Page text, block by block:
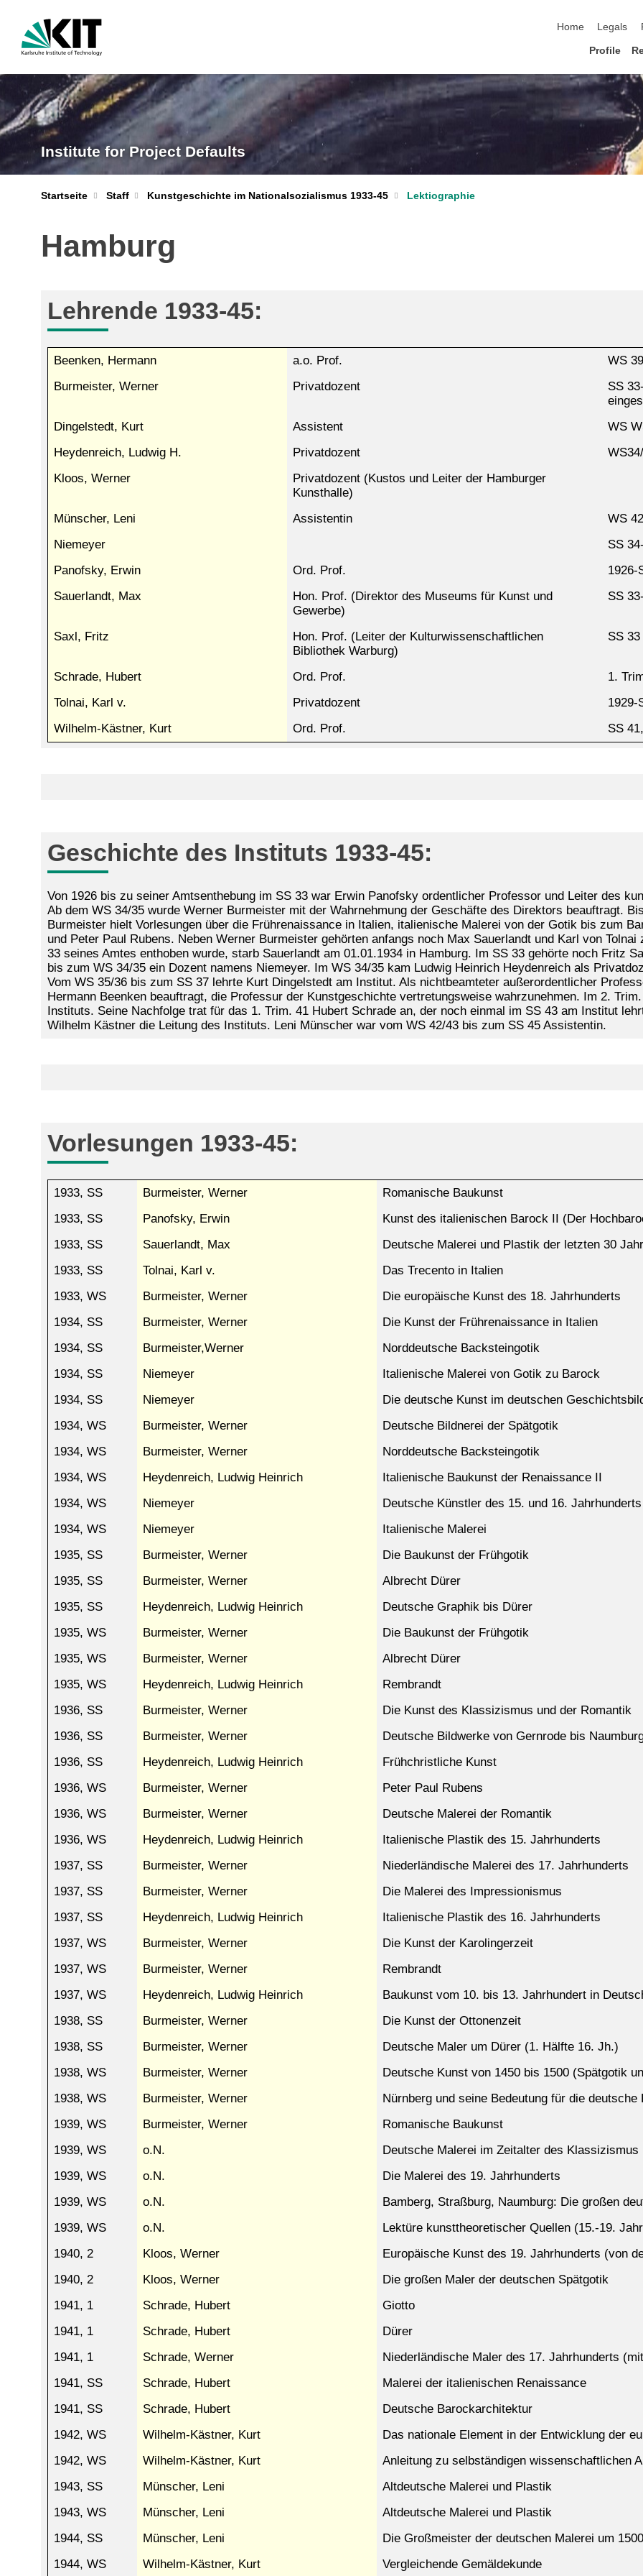
Home
Legals
Profile
Institute for Project Defaults
Startseite Staff Kunstgeschichte im Nationalsozialismus 1933-45 Lektiographie
Hamburg
Lehrende 1933-45:
Beenken, Hermann a.o. Prof.
WS
Burmeister, Werner
Privatdozent
SS
Dingelstedt, Kurt
Assistent
WS
Heydenreich, Ludwig H.
Privatdozent
Kloos, Werner
Privatdozent (Kustos und Leiter der Hamburger
Kunsthalle)
Münscher, Leni
Assistentin
WS
Niemeyer
SS
Panofsky, Erwin
Ord. Prof.
1926-
Sauerlandt, Max
Hon. Prof. (Direktor des Museums für Kunst und
Gewerbe)
SS
Saxl, Fritz
Hon. Prof. (Leiter der Kulturwissenschaftlichen
Bibliothek Warburg)
SS 33
Schrade, Hubert Ord. Prof.
1.
Tolnai, Karl v.
Privatdozent
1929-
Wilhelm-Kästner, Kurt
Ord. Prof. SS
Geschichte des Instituts 1933-45:
Von 1926 bis zu seiner Amtsenthebung im SS 33 war Erwin Panofsky ordentlicher Professor und Leiter des
Ab dem WS 34/35 wurde Werner Burmeister mit der Wahrnehmung der Geschäfte des Direktors beauftragt.
Burmeister hielt Vorlesungen über die Frührenaissance in Italien, italienische Malerei von der Gotik bis zum
und Peter Paul Rubens. Neben Werner Burmeister gehörten anfangs noch Max Sauerlandt und Karl von
33 seines Amtes enthoben wurde, starb Sauerlandt am 01.01.1934 in Hamburg. Im SS 33 gehörte noch Fritz
bis zum WS 34/35 ein Dozent namens Niemeyer. Im WS 34/35 kam Ludwig Heinrich Heydenreich als
Vom WS 35/36 bis zum SS 37 lehrte Kurt Dingelstedt am Institut. Als nichtbeamteter außerordentlicher
Hermann Beenken beauftragt, die Professur der Kunstgeschichte vertretungsweise wahrzunehmen. Im 2.
Instituts. Seine Nachfolge trat für das 1. Trim. 41 Hubert Schrade an, der noch einmal im SS 43 am Institut
Wilhelm Kästner die Leitung des Instituts. Leni Münscher war vom WS 42/43 bis zum SS 45 Assistentin.
Vorlesungen 1933-45:
1933, SS Burmeister, Werner
Romanische Baukunst
1933, SS
Panofsky, Erwin
Kunst des italienischen Barock II (Der
1933, SS
Sauerlandt, Max
Deutsche Malerei und Plastik der letzten 30
1933, SS
Tolnai, Karl v.
Das Trecento in Italien
1933, WS
Burmeister, Werner
Die europäische Kunst des 18. Jahrhunderts
1934, SS
Burmeister, Werner
Die Kunst der Frührenaissance in Italien
1934, SS
Burmeister,Werner
Norddeutsche Backsteingotik
1934, SS
Niemeyer
Italienische Malerei von Gotik zu Barock
1934, SS
Niemeyer
Die deutsche Kunst im deutschen
1934, WS
Burmeister, Werner
Deutsche Bildnerei der Spätgotik
1934, WS
Burmeister, Werner
Norddeutsche Backsteingotik
1934, WS
Heydenreich, Ludwig Heinrich
Italienische Baukunst der Renaissance II
1934, WS
Niemeyer
Deutsche Künstler des 15. und 16. Jahrhunderts
1934, WS
Niemeyer
Italienische Malerei
1935, SS
Burmeister, Werner
Die Baukunst der Frühgotik
1935, SS
Burmeister, Werner
Albrecht Dürer
1935, SS
Heydenreich, Ludwig Heinrich
Deutsche Graphik bis Dürer
1935, WS
Burmeister, Werner
Die Baukunst der Frühgotik
1935, WS
Burmeister, Werner
Albrecht Dürer
1935, WS
Heydenreich, Ludwig Heinrich
Rembrandt
1936, SS
Burmeister, Werner
Die Kunst des Klassizismus und der Romantik
1936, SS
Burmeister, Werner
Deutsche Bildwerke von Gernrode bis
1936, SS
Heydenreich, Ludwig Heinrich
Frühchristliche Kunst
1936, WS
Burmeister, Werner
Peter Paul Rubens
1936, WS
Burmeister, Werner
Deutsche Malerei der Romantik
1936, WS
Heydenreich, Ludwig Heinrich
Italienische Plastik des 15. Jahrhunderts
1937, SS
Burmeister, Werner
Niederländische Malerei des 17. Jahrhunderts
1937, SS
Burmeister, Werner
Die Malerei des Impressionismus
1937, SS
Heydenreich, Ludwig Heinrich
Italienische Plastik des 16. Jahrhunderts
1937, WS
Burmeister, Werner
Die Kunst der Karolingerzeit
1937, WS
Burmeister, Werner
Rembrandt
1937, WS
Heydenreich, Ludwig Heinrich
Baukunst vom 10. bis 13. Jahrhundert in
1938, SS
Burmeister, Werner
Die Kunst der Ottonenzeit
1938, SS
Burmeister, Werner
Deutsche Maler um Dürer (1. Hälfte 16. Jh.)
1938, WS
Burmeister, Werner
Deutsche Kunst von 1450 bis 1500 (Spätgotik
1938, WS
Burmeister, Werner
Nürnberg und seine Bedeutung für die deutsche
1939, WS
Burmeister, Werner
Romanische Baukunst
1939, WS
o.N.
Deutsche Malerei im Zeitalter des Klassizismus
1939, WS
o.N.
Die Malerei des 19. Jahrhunderts
1939, WS
o.N.
Bamberg, Straßburg, Naumburg: Die großen
1939, WS
o.N.
Lektüre kunsttheoretischer Quellen (15.-19.
1940, 2
Kloos, Werner
Europäische Kunst des 19. Jahrhunderts (von
1940, 2
Kloos, Werner
Die großen Maler der deutschen Spätgotik
1941, 1
Schrade, Hubert
Giotto
1941, 1
Schrade, Hubert
Dürer
1941, 1
Schrade, Werner
Niederländische Maler des 17. Jahrhunderts
1941, SS
Schrade, Hubert
Malerei der italienischen Renaissance
1941, SS
Schrade, Hubert
Deutsche Barockarchitektur
1942, WS
Wilhelm-Kästner, Kurt
Das nationale Element in der Entwicklung der
1942, WS
Wilhelm-Kästner, Kurt
Anleitung zu selbständigen wissenschaftlichen
1943, SS
Münscher, Leni
Altdeutsche Malerei und Plastik
1943, WS
Münscher, Leni
Altdeutsche Malerei und Plastik
1944, SS
Münscher, Leni
Die Großmeister der deutschen Malerei um 1500
1944, WS
Wilhelm-Kästner, Kurt Vergleichende Gemäldekunde